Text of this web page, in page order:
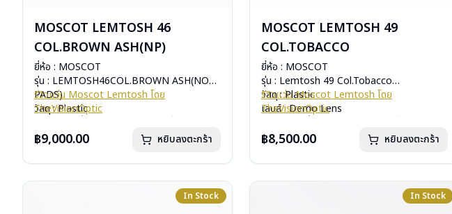
MOSCOT LEMTOSH 46
COL.BROWN ASH(NP)
ยี่ห้อ : MOSCOT
รุ่น : LEMTOSH46COL.BROWN ASH(NOSE
PADS)
วัสดุ : Plastic
บานพับ : ไม่มีสปริง
อุปกรณ์ : กล่องแว่น, กล่องกระดาษ, ผ้าเช็ดแว่น
การรับประกัน : 1 ปี
รีวิวแว่น Moscot Lemtosh โดย
TheVisionOptic
จากรายการที่ได้ลงไว้กรุณาติดต่อเราคลิก
฿9,000.00 หยิบลงตะกร้า
MOSCOT LEMTOSH 49
COL.TOBACCO
ยี่ห้อ : MOSCOT
รุ่น : Lemtosh 49 Col.Tobacco
วัสดุ : Plastic
เลนส์ : Demo Lens
น้ำหนัก : 33 กรัม
การรับประกัน : 1 ปี
รีวิวแว่น Moscot Lemtosh โดย
TheVisionOptic
จากรายการที่ได้ลงไว้กรุณาติดต่อเราคลิก
฿8,500.00 หยิบลงตะกร้า
In Stock In Stock